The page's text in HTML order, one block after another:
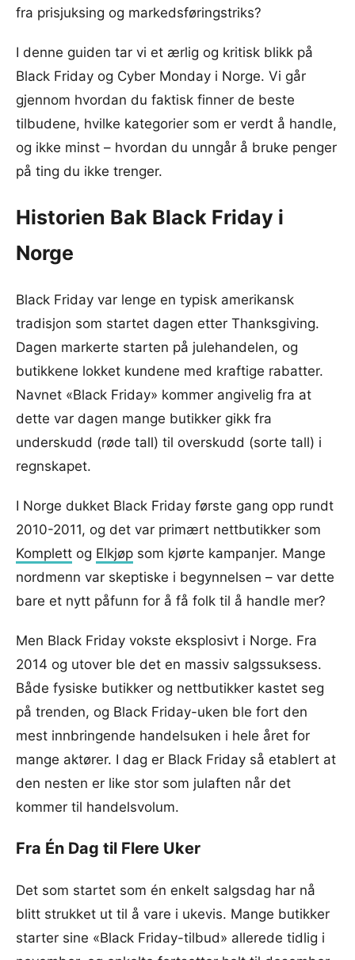
fra prisjuksing og markedsføringstriks?
I denne guiden tar vi et ærlig og kritisk blikk på
Black Friday og Cyber Monday i Norge. Vi går
gjennom hvordan du faktisk finner de beste
tilbudene, hvilke kategorier som er verdt å handle,
og ikke minst – hvordan du unngår å bruke penger
på ting du ikke trenger.
Historien Bak Black Friday i
Norge
Black Friday var lenge en typisk amerikansk
tradisjon som startet dagen etter Thanksgiving.
Dagen markerte starten på julehandelen, og
butikkene lokket kundene med kraftige rabatter.
Navnet «Black Friday» kommer angivelig fra at
dette var dagen mange butikker gikk fra
underskudd (røde tall) til overskudd (sorte tall) i
regnskapet.
I Norge dukket Black Friday første gang opp rundt
2010-2011, og det var primært nettbutikker som
Komplett og Elkjøp som kjørte kampanjer. Mange
nordmenn var skeptiske i begynnelsen – var dette
bare et nytt påfunn for å få folk til å handle mer?
Men Black Friday vokste eksplosivt i Norge. Fra
2014 og utover ble det en massiv salgssuksess.
Både fysiske butikker og nettbutikker kastet seg
på trenden, og Black Friday-uken ble fort den
mest innbringende handelsuken i hele året for
mange aktører. I dag er Black Friday så etablert at
den nesten er like stor som julaften når det
kommer til handelsvolum.
Fra Én Dag til Flere Uker
Det som startet som én enkelt salgsdag har nå
blitt strukket ut til å vare i ukevis. Mange butikker
starter sine «Black Friday-tilbud» allerede tidlig i